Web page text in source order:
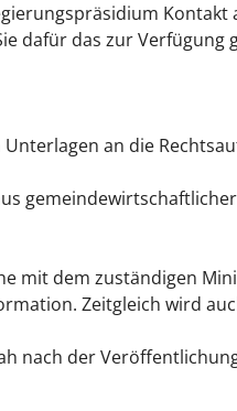
dafür das zur Verfügung
an die
mit dem zuständigen
Zeitgleich wird
nach der